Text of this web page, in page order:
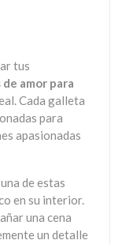
tus
amor para
Cada galleta
para
apasionadas
de estas
en su interior.
una cena
un detalle